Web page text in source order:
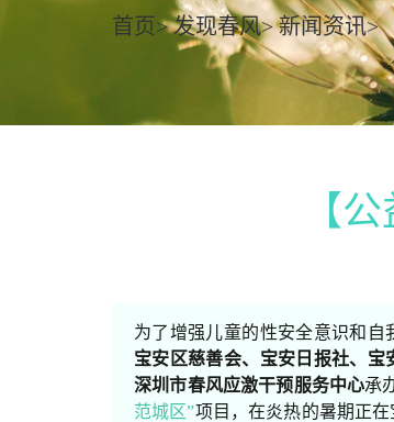
首页>发现春风>新闻资讯>
【
为了增强儿童的性安全意识和
宝安区慈善会、宝安日报社、宝
深圳市春风应激干预服务中心承
范城区”项目，在炎热的暑期正